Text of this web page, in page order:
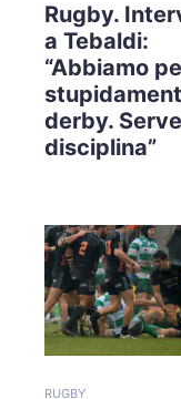
Rugby.
a Tebaldi:
“Abbiamo
derby.
disciplina”
RUGBY